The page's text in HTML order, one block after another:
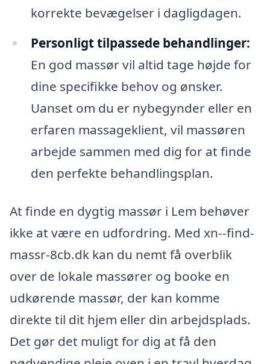
korrekte bevægelser i dagligdagen.
Personligt tilpassede behandlinger:
En god massør vil altid tage højde for
dine specifikke behov og ønsker.
Uanset om du er nybegynder eller en
erfaren massageklient, vil massøren
arbejde sammen med dig for at finde
den perfekte behandlingsplan.
At finde en dygtig massør i Lem behøver
ikke at være en udfordring. Med xn--find-
massr-8cb.dk kan du nemt få overblik
over de lokale massører og booke en
udkørende massør, der kan komme
direkte til dit hjem eller din arbejdsplads.
Det gør det muligt for dig at få den